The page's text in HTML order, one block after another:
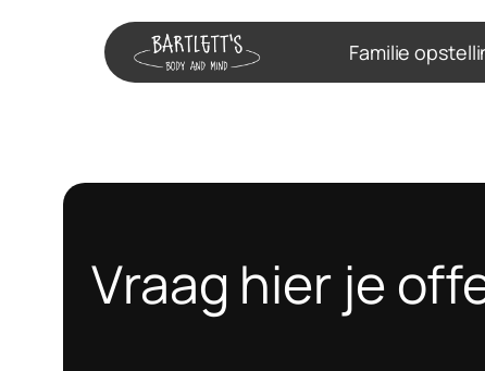
Familie
Vraag hier je